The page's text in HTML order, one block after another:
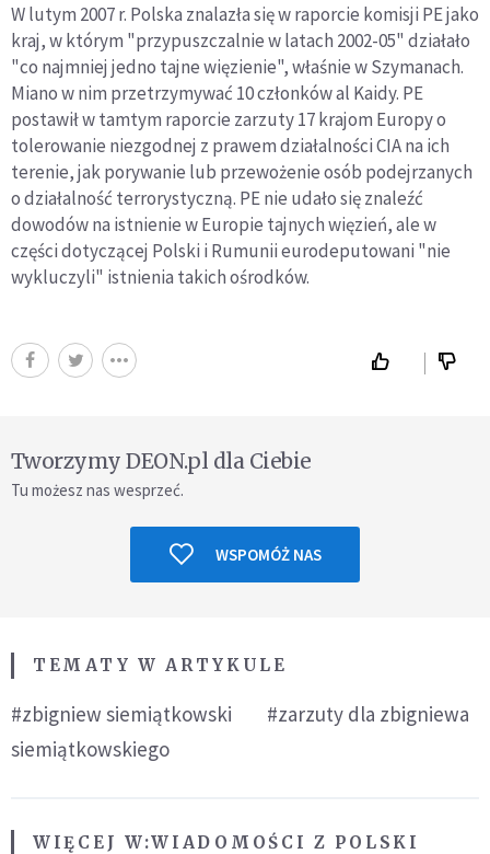
W lutym 2007 r. Polska znalazła się w raporcie komisji PE jako
kraj, w którym "przypuszczalnie w latach 2002-05" działało
"co najmniej jedno tajne więzienie", właśnie w Szymanach.
Miano w nim przetrzymywać 10 członków al Kaidy. PE
postawił w tamtym raporcie zarzuty 17 krajom Europy o
tolerowanie niezgodnej z prawem działalności CIA na ich
terenie, jak porywanie lub przewożenie osób podejrzanych
o działalność terrorystyczną. PE nie udało się znaleźć
dowodów na istnienie w Europie tajnych więzień, ale w
części dotyczącej Polski i Rumunii eurodeputowani "nie
wykluczyli" istnienia takich ośrodków.
Tworzymy DEON.pl dla Ciebie
Tu możesz nas wesprzeć.
WSPOMÓŻ NAS
TEMATY W ARTYKULE
#zbigniew siemiątkowski
#zarzuty dla zbigniewa
siemiątkowskiego
WIĘCEJ W:WIADOMOŚCI Z POLSKI